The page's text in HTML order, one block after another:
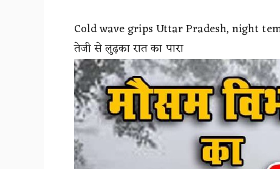
Cold wave grips Uttar Pradesh, night
तेजी से लुढ़का रात का पारा